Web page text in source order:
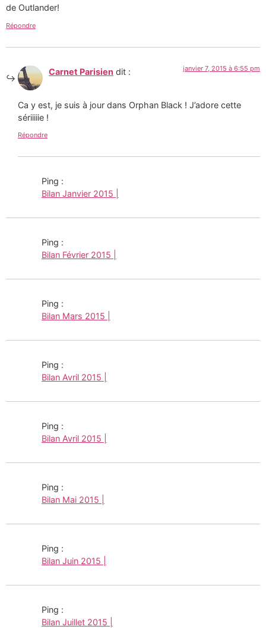
de Outlander!
Répondre
Carnet Parisien dit : janvier 7, 2015 à 6:55 pm
Ca y est, je suis à jour dans Orphan Black ! J’adore cette
sériiiiie !
Répondre
Ping :
Bilan Janvier 2015 |
Ping :
Bilan Février 2015 |
Ping :
Bilan Mars 2015 |
Ping :
Bilan Avril 2015 |
Ping :
Bilan Avril 2015 |
Ping :
Bilan Mai 2015 |
Ping :
Bilan Juin 2015 |
Ping :
Bilan Juillet 2015 |